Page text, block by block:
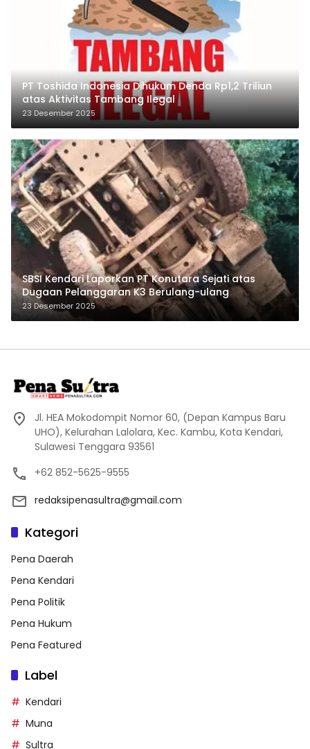
PT Toshida Indonesia Dihukum Denda Rp1,2 Triliun
atas Aktivitas Tambang Ilegal
23 Desember 2025
SBSI Kendari Laporkan PT Konutara Sejati atas
Dugaan Pelanggaran K3 Berulang-ulang
23 Desember 2025
Jl. HEA Mokodompit Nomor 60, (Depan Kampus Baru
UHO), Kelurahan Lalolara, Kec. Kambu, Kota Kendari,
Sulawesi Tenggara 93561
+62 852-5625-9555
redaksipenasultra@gmail.com
Kategori
Pena Daerah
Pena Kendari
Pena Politik
Pena Hukum
Pena Featured
Label
Kendari
Muna
Sultra